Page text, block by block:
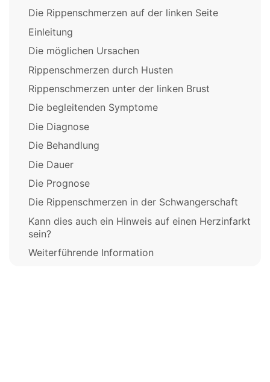
Die Rippenschmerzen auf der linken Seite
Einleitung
Die möglichen Ursachen
Rippenschmerzen durch Husten
Rippenschmerzen unter der linken Brust
Die begleitenden Symptome
Die Diagnose
Die Behandlung
Die Dauer
Die Prognose
Die Rippenschmerzen in der Schwangerschaft
Kann dies auch ein Hinweis auf einen Herzinfarkt
sein?
Weiterführende Information